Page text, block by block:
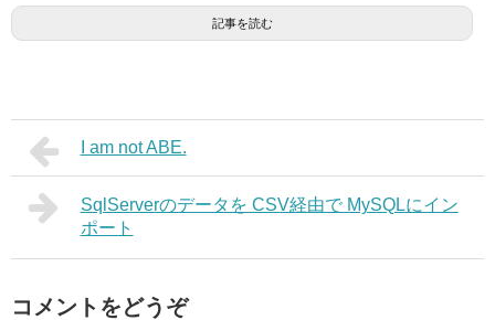
記事を読む
I am not ABE.
SqlServerのデータを CSV経由で MySQLにイン
ポート
コメントをどうぞ